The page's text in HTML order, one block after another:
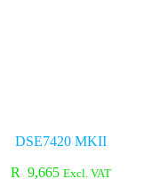
DSE7420 MKII
R 9,665 Excl. VAT